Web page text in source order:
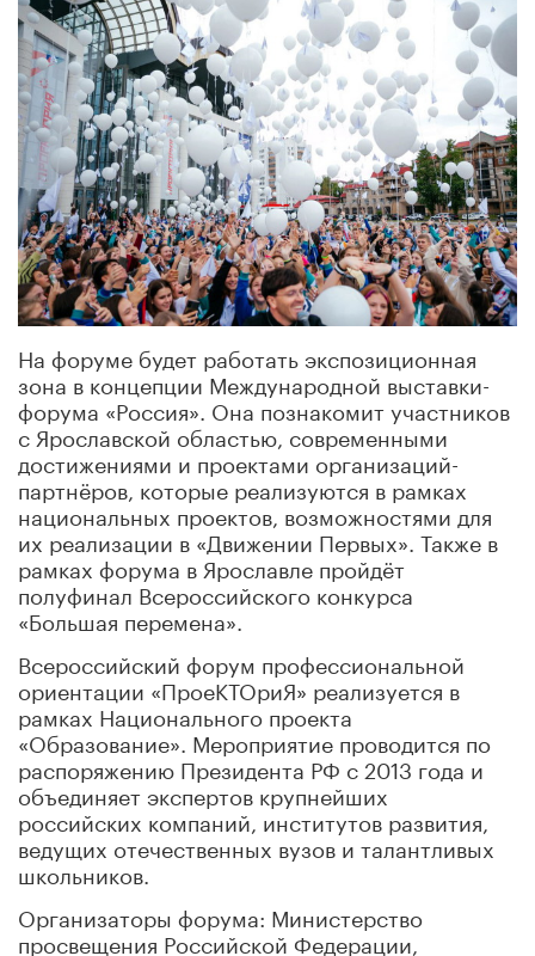
На форуме будет работать экспозиционная
зона в концепции Международной выставки-
форума «Россия». Она познакомит участников
с Ярославской областью, современными
достижениями и проектами организаций-
партнёров, которые реализуются в рамках
национальных проектов, возможностями для
их реализации в «Движении Первых». Также в
рамках форума в Ярославле пройдёт
полуфинал Всероссийского конкурса
«Большая перемена».
Всероссийский форум профессиональной
ориентации «ПроеКТОриЯ» реализуется в
рамках Национального проекта
«Образование». Мероприятие проводится по
распоряжению Президента РФ с 2013 года и
объединяет экспертов крупнейших
российских компаний, институтов развития,
ведущих отечественных вузов и талантливых
школьников.
Организаторы форума: Министерство
просвещения Российской Федерации,